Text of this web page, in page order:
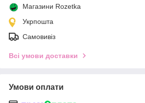
Магазини Rozetka
Укрпошта
Самовивіз
Всі умови доставки
Умови оплати